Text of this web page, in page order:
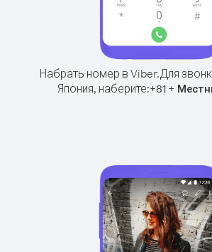
Набрать номер в Viber.Для
Япония, наберите:+81 +